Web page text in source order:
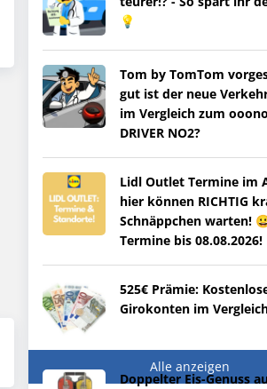
💡
Tom by TomTom
gut ist der neue
im Vergleich zum
DRIVER NO2?
Lidl Outlet Termine im
hier können RICHTIG
Schnäppchen warten!
Termine bis 08.08.2026!
525€ Prämie:
Girokonten im
Alle anzeigen
Doppelter Eis-Genuss